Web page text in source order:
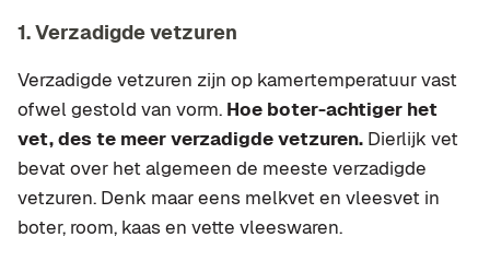
1. Verzadigde vetzuren
Verzadigde vetzuren zijn op kamertemperatuur vast
ofwel gestold van vorm. Hoe boter-achtiger het
vet, des te meer verzadigde vetzuren. Dierlijk vet
bevat over het algemeen de meeste verzadigde
vetzuren. Denk maar eens melkvet en vleesvet in
boter, room, kaas en vette vleeswaren.